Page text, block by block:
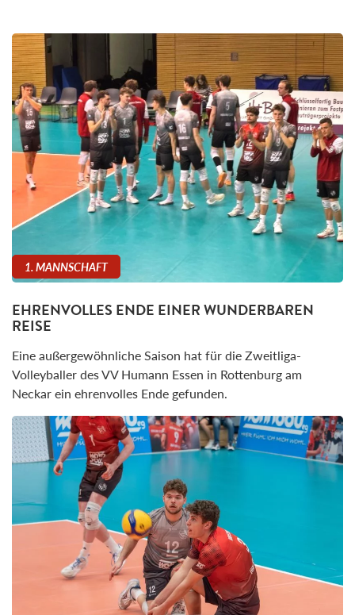
1. MANNSCHAFT
EHRENVOLLES ENDE EINER WUNDERBAREN
REISE
Eine außergewöhnliche Saison hat für die Zweitliga-
Volleyballer des VV Humann Essen in Rottenburg am
Neckar ein ehrenvolles Ende gefunden.